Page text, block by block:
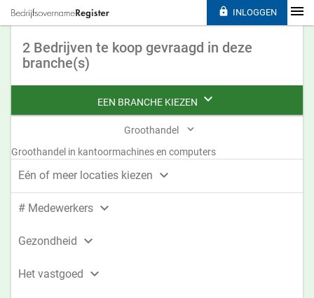
2 Bedrijven te koop gevraagd in deze
branche(s)
EEN BRANCHE KIEZEN 
Groothandel 
Groothandel in kantoormachines en computers
Eén of meer locaties kiezen 
# Medewerkers 
Gezondheid 
Het vastgoed 
 INLOGGEN